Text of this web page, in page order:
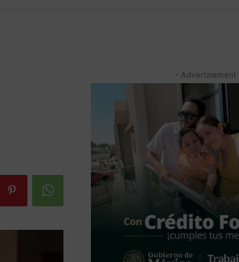
- Advertisement -